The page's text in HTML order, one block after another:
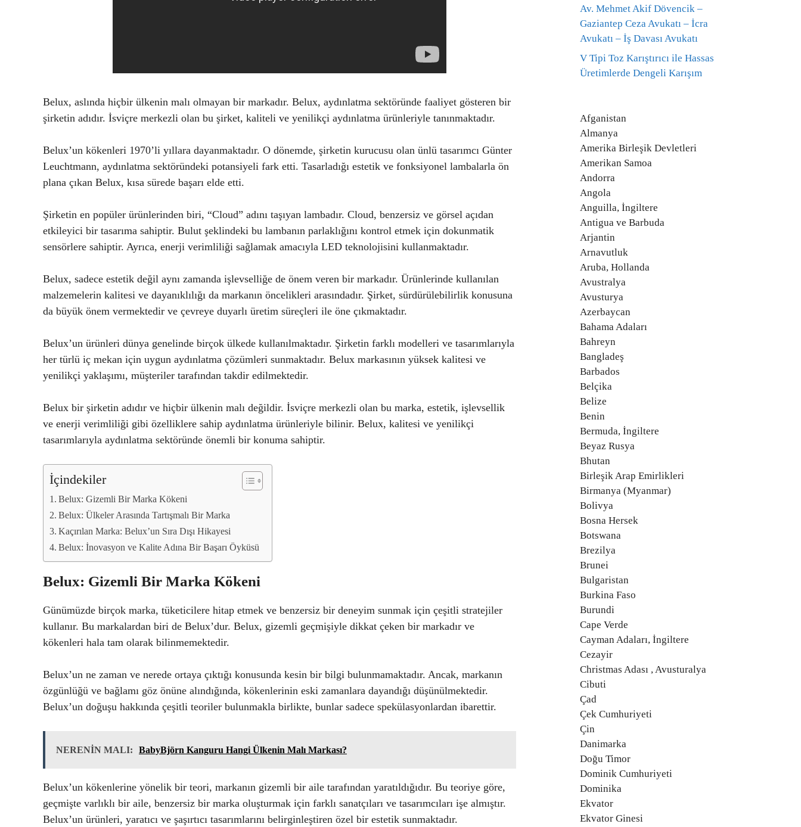
Belux, aslında hiçbir ülkenin malı olmayan bir markadır. Belux, aydınlatma sektöründe faaliyet gösteren bir
şirketin adıdır. İsviçre merkezli olan bu şirket, kaliteli ve yenilikçi aydınlatma ürünleriyle tanınmaktadır.
Belux’un kökenleri 1970’li yıllara dayanmaktadır. O dönemde, şirketin kurucusu olan ünlü tasarımcı Günter
Leuchtmann, aydınlatma sektöründeki potansiyeli fark etti. Tasarladığı estetik ve fonksiyonel lambalarla ön
plana çıkan Belux, kısa sürede başarı elde etti.
Şirketin en popüler ürünlerinden biri, “Cloud” adını taşıyan lambadır. Cloud, benzersiz ve görsel açıdan
etkileyici bir tasarıma sahiptir. Bulut şeklindeki bu lambanın parlaklığını kontrol etmek için dokunmatik
sensörlere sahiptir. Ayrıca, enerji verimliliği sağlamak amacıyla LED teknolojisini kullanmaktadır.
Belux, sadece estetik değil aynı zamanda işlevselliğe de önem veren bir markadır. Ürünlerinde kullanılan
malzemelerin kalitesi ve dayanıklılığı da markanın öncelikleri arasındadır. Şirket, sürdürülebilirlik konusuna
da büyük önem vermektedir ve çevreye duyarlı üretim süreçleri ile öne çıkmaktadır.
Belux’un ürünleri dünya genelinde birçok ülkede kullanılmaktadır. Şirketin farklı modelleri ve tasarımlarıyla
her türlü iç mekan için uygun aydınlatma çözümleri sunmaktadır. Belux markasının yüksek kalitesi ve
yenilikçi yaklaşımı, müşteriler tarafından takdir edilmektedir.
Belux bir şirketin adıdır ve hiçbir ülkenin malı değildir. İsviçre merkezli olan bu marka, estetik, işlevsellik
ve enerji verimliliği gibi özelliklere sahip aydınlatma ürünleriyle bilinir. Belux, kalitesi ve yenilikçi
tasarımlarıyla aydınlatma sektöründe önemli bir konuma sahiptir.
İçindekiler
Belux: Gizemli Bir Marka Kökeni
Belux: Ülkeler Arasında Tartışmalı Bir Marka
Kaçırılan Marka: Belux’un Sıra Dışı Hikayesi
Belux: İnovasyon ve Kalite Adına Bir Başarı Öyküsü
Belux: Gizemli Bir Marka Kökeni
Günümüzde birçok marka, tüketicilere hitap etmek ve benzersiz bir deneyim sunmak için çeşitli stratejiler
kullanır. Bu markalardan biri de Belux’dur. Belux, gizemli geçmişiyle dikkat çeken bir markadır ve
kökenleri hala tam olarak bilinmemektedir.
Belux’un ne zaman ve nerede ortaya çıktığı konusunda kesin bir bilgi bulunmamaktadır. Ancak, markanın
özgünlüğü ve bağlamı göz önüne alındığında, kökenlerinin eski zamanlara dayandığı düşünülmektedir.
Belux’un doğuşu hakkında çeşitli teoriler bulunmakla birlikte, bunlar sadece spekülasyonlardan ibarettir.
NERENİN MALI: BabyBjörn Kanguru Hangi Ülkenin Malı Markası?
Belux’un kökenlerine yönelik bir teori, markanın gizemli bir aile tarafından yaratıldığıdır. Bu teoriye göre,
geçmişte varlıklı bir aile, benzersiz bir marka oluşturmak için farklı sanatçıları ve tasarımcıları işe almıştır.
Belux’un ürünleri, yaratıcı ve şaşırtıcı tasarımlarını belirginleştiren özel bir estetik sunmaktadır.
Av. Mehmet Akif Dövencik –
Gaziantep Ceza Avukatı – İcra
Avukatı – İş Davası Avukatı
V Tipi Toz Karıştırıcı ile Hassas
Üretimlerde Dengeli Karışım
Afganistan
Almanya
Amerika Birleşik Devletleri
Amerikan Samoa
Andorra
Angola
Anguilla, İngiltere
Antigua ve Barbuda
Arjantin
Arnavutluk
Aruba, Hollanda
Avustralya
Avusturya
Azerbaycan
Bahama Adaları
Bahreyn
Bangladeş
Barbados
Belçika
Belize
Benin
Bermuda, İngiltere
Beyaz Rusya
Bhutan
Birleşik Arap Emirlikleri
Birmanya (Myanmar)
Bolivya
Bosna Hersek
Botswana
Brezilya
Brunei
Bulgaristan
Burkina Faso
Burundi
Cape Verde
Cayman Adaları, İngiltere
Cezayir
Christmas Adası , Avusturalya
Cibuti
Çad
Çek Cumhuriyeti
Çin
Danimarka
Doğu Timor
Dominik Cumhuriyeti
Dominika
Ekvator
Ekvator Ginesi